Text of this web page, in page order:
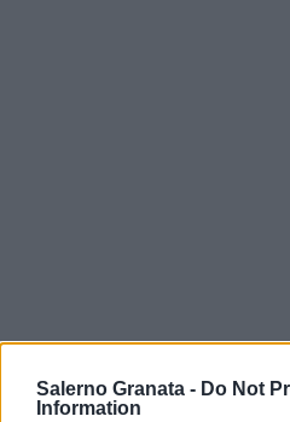
Salerno Granata - Do Not
Information